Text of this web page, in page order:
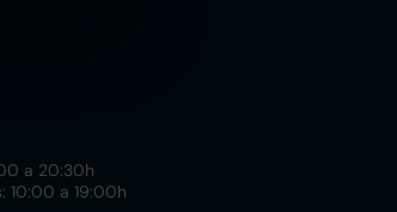
a 20:30h
10:00 a 19:00h